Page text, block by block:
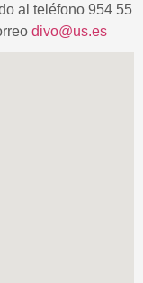
al teléfono 954 55
divo@us.es